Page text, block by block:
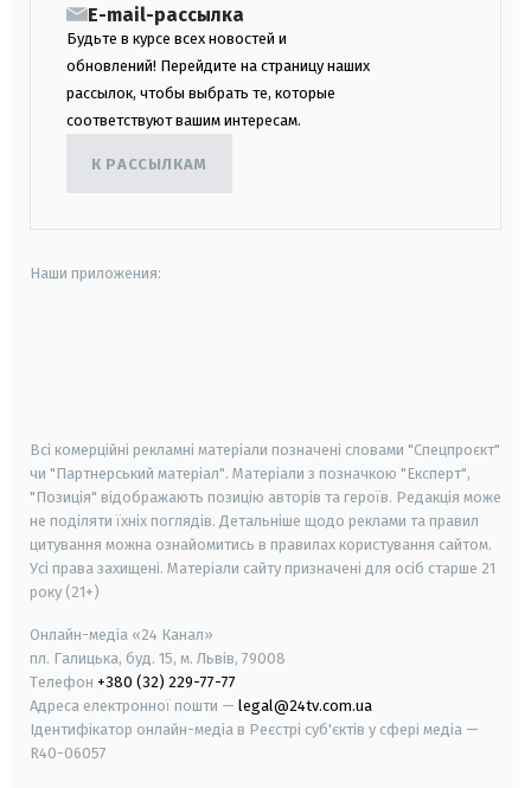
E-mail-рассылка
Будьте в курсе всех новостей и
обновлений! Перейдите на страницу наших
рассылок, чтобы выбрать те, которые
соответствуют вашим интересам.
К РАССЫЛКАМ
Наши приложения:
Всі комерційні рекламні матеріали позначені словами "Спецпроєкт"
чи "Партнерський матеріал". Матеріали з позначкою "Експерт",
"Позиція" відображають позицію авторів та героїв. Редакція може
не поділяти їхніх поглядів. Детальніше щодо реклами та правил
цитування можна ознайомитись в правилах користування сайтом.
Усі права захищені. Матеріали сайту призначені для осіб старше 21
року (21+)
Онлайн-медіа «24 Канал»
пл. Галицька, буд. 15, м. Львів, 79008
Телефон +380 (32) 229-77-77
Адреса електронної пошти — legal@24tv.com.ua
Ідентифікатор онлайн-медіа в Реєстрі суб'єктів у сфері медіа —
R40-06057